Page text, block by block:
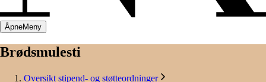
ÅpneMeny
Brødsmulesti
Oversikt stipend- og støtteordninger